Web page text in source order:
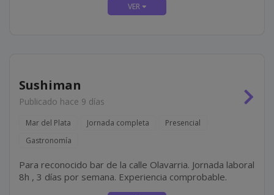
Sushiman
Publicado hace 9 días
Mar del Plata Jornada completa
Presencial
Gastronomía
Para reconocido bar de la calle Olavarria. Jornada laboral
8h , 3 días por semana. Experiencia comprobable.